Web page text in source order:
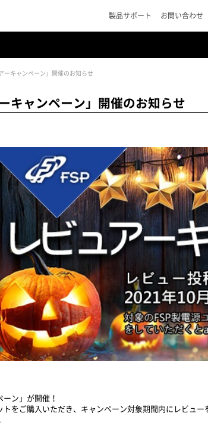
製品サポート お問い合わせ
ーキャンペーン」開催のお知らせ
キャンペーン」開催のお知らせ
ーン」が開催！
トをご購入いただき、キャンペーン対象期間内にレビュ